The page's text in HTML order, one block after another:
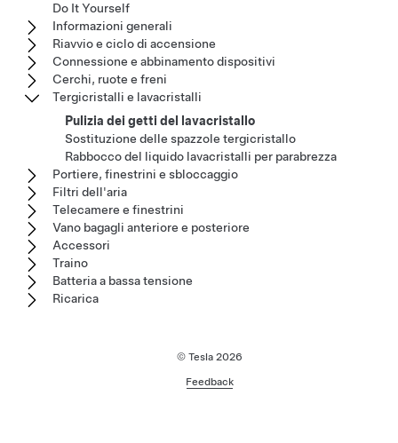
Do It Yourself
Informazioni generali
Riavvio e ciclo di accensione
Connessione e abbinamento dispositivi
Cerchi, ruote e freni
Tergicristalli e lavacristalli
Pulizia dei getti del lavacristallo
Sostituzione delle spazzole tergicristallo
Rabbocco del liquido lavacristalli per parabrezza
Portiere, finestrini e sbloccaggio
Filtri dell'aria
Telecamere e finestrini
Vano bagagli anteriore e posteriore
Accessori
Traino
Batteria a bassa tensione
Ricarica
© Tesla 2026
Feedback